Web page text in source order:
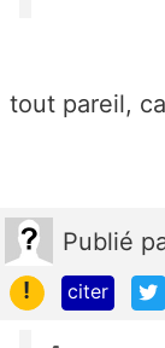
tout pareil,
Publié
!
citer